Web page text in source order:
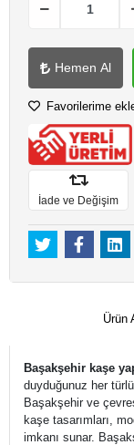
Hemen Al
Favorilerime
İade ve Değişim
Ürün
Başakşehir kaşe
duyduğunuz her
Başakşehir ve
kaşe tasarımları,
imkanı sunar.